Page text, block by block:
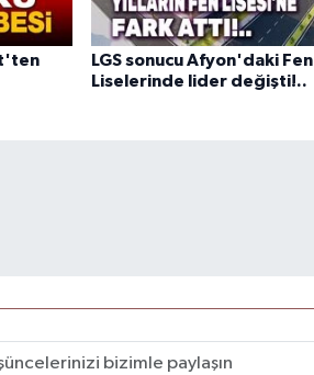
LGS sonucu Afyon'daki Fen
Liselerinde lider değişti!..